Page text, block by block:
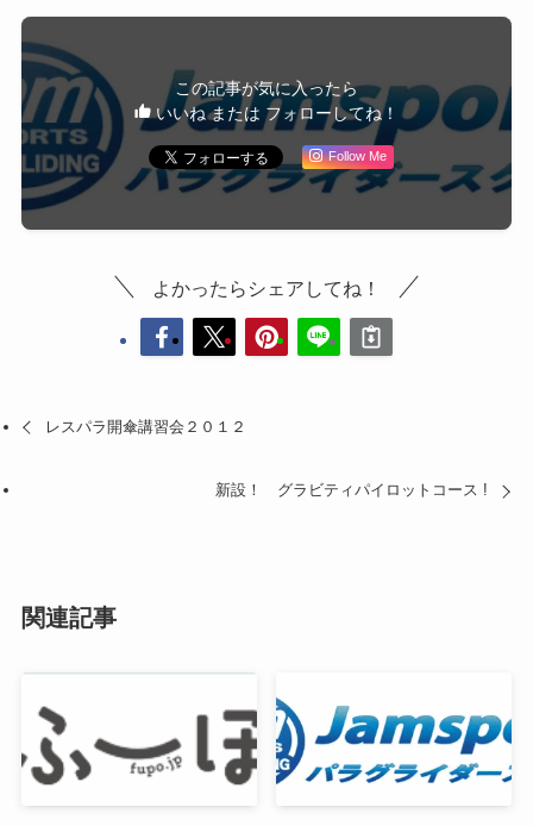
この記事が気に入ったら
いいね または フォローしてね！
Follow Me
よかったらシェアしてね！
レスパラ開傘講習会２０１２
新設！ グラビティパイロットコース !
関連記事